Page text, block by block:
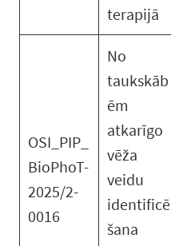
terapijā
OSI_PIP_
BioPhoT-
2025/2-
0016
No
taukskāb
ēm
atkarīgo
vēža
veidu
identificē
šana